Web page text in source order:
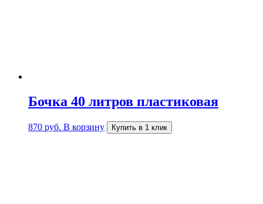
Бочка 40 литров пластиковая
870 руб. В корзину Купить в 1 клик